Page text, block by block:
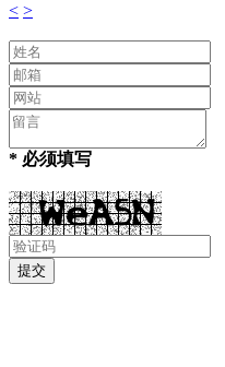
< >
* 必须填写